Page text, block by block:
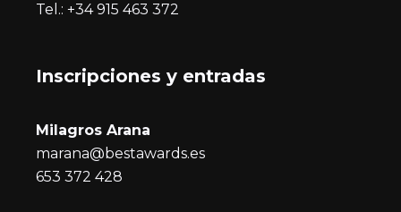
Tel.: +34 915 463 372
Inscripciones y entradas
Milagros Arana
marana@bestawards.es
653 372 428